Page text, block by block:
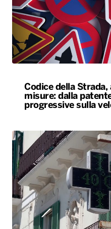
Codice della
misure: dalla
progressive sulla